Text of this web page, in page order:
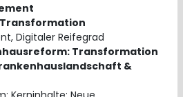
Digitaler Reifegrad
Transformation
&